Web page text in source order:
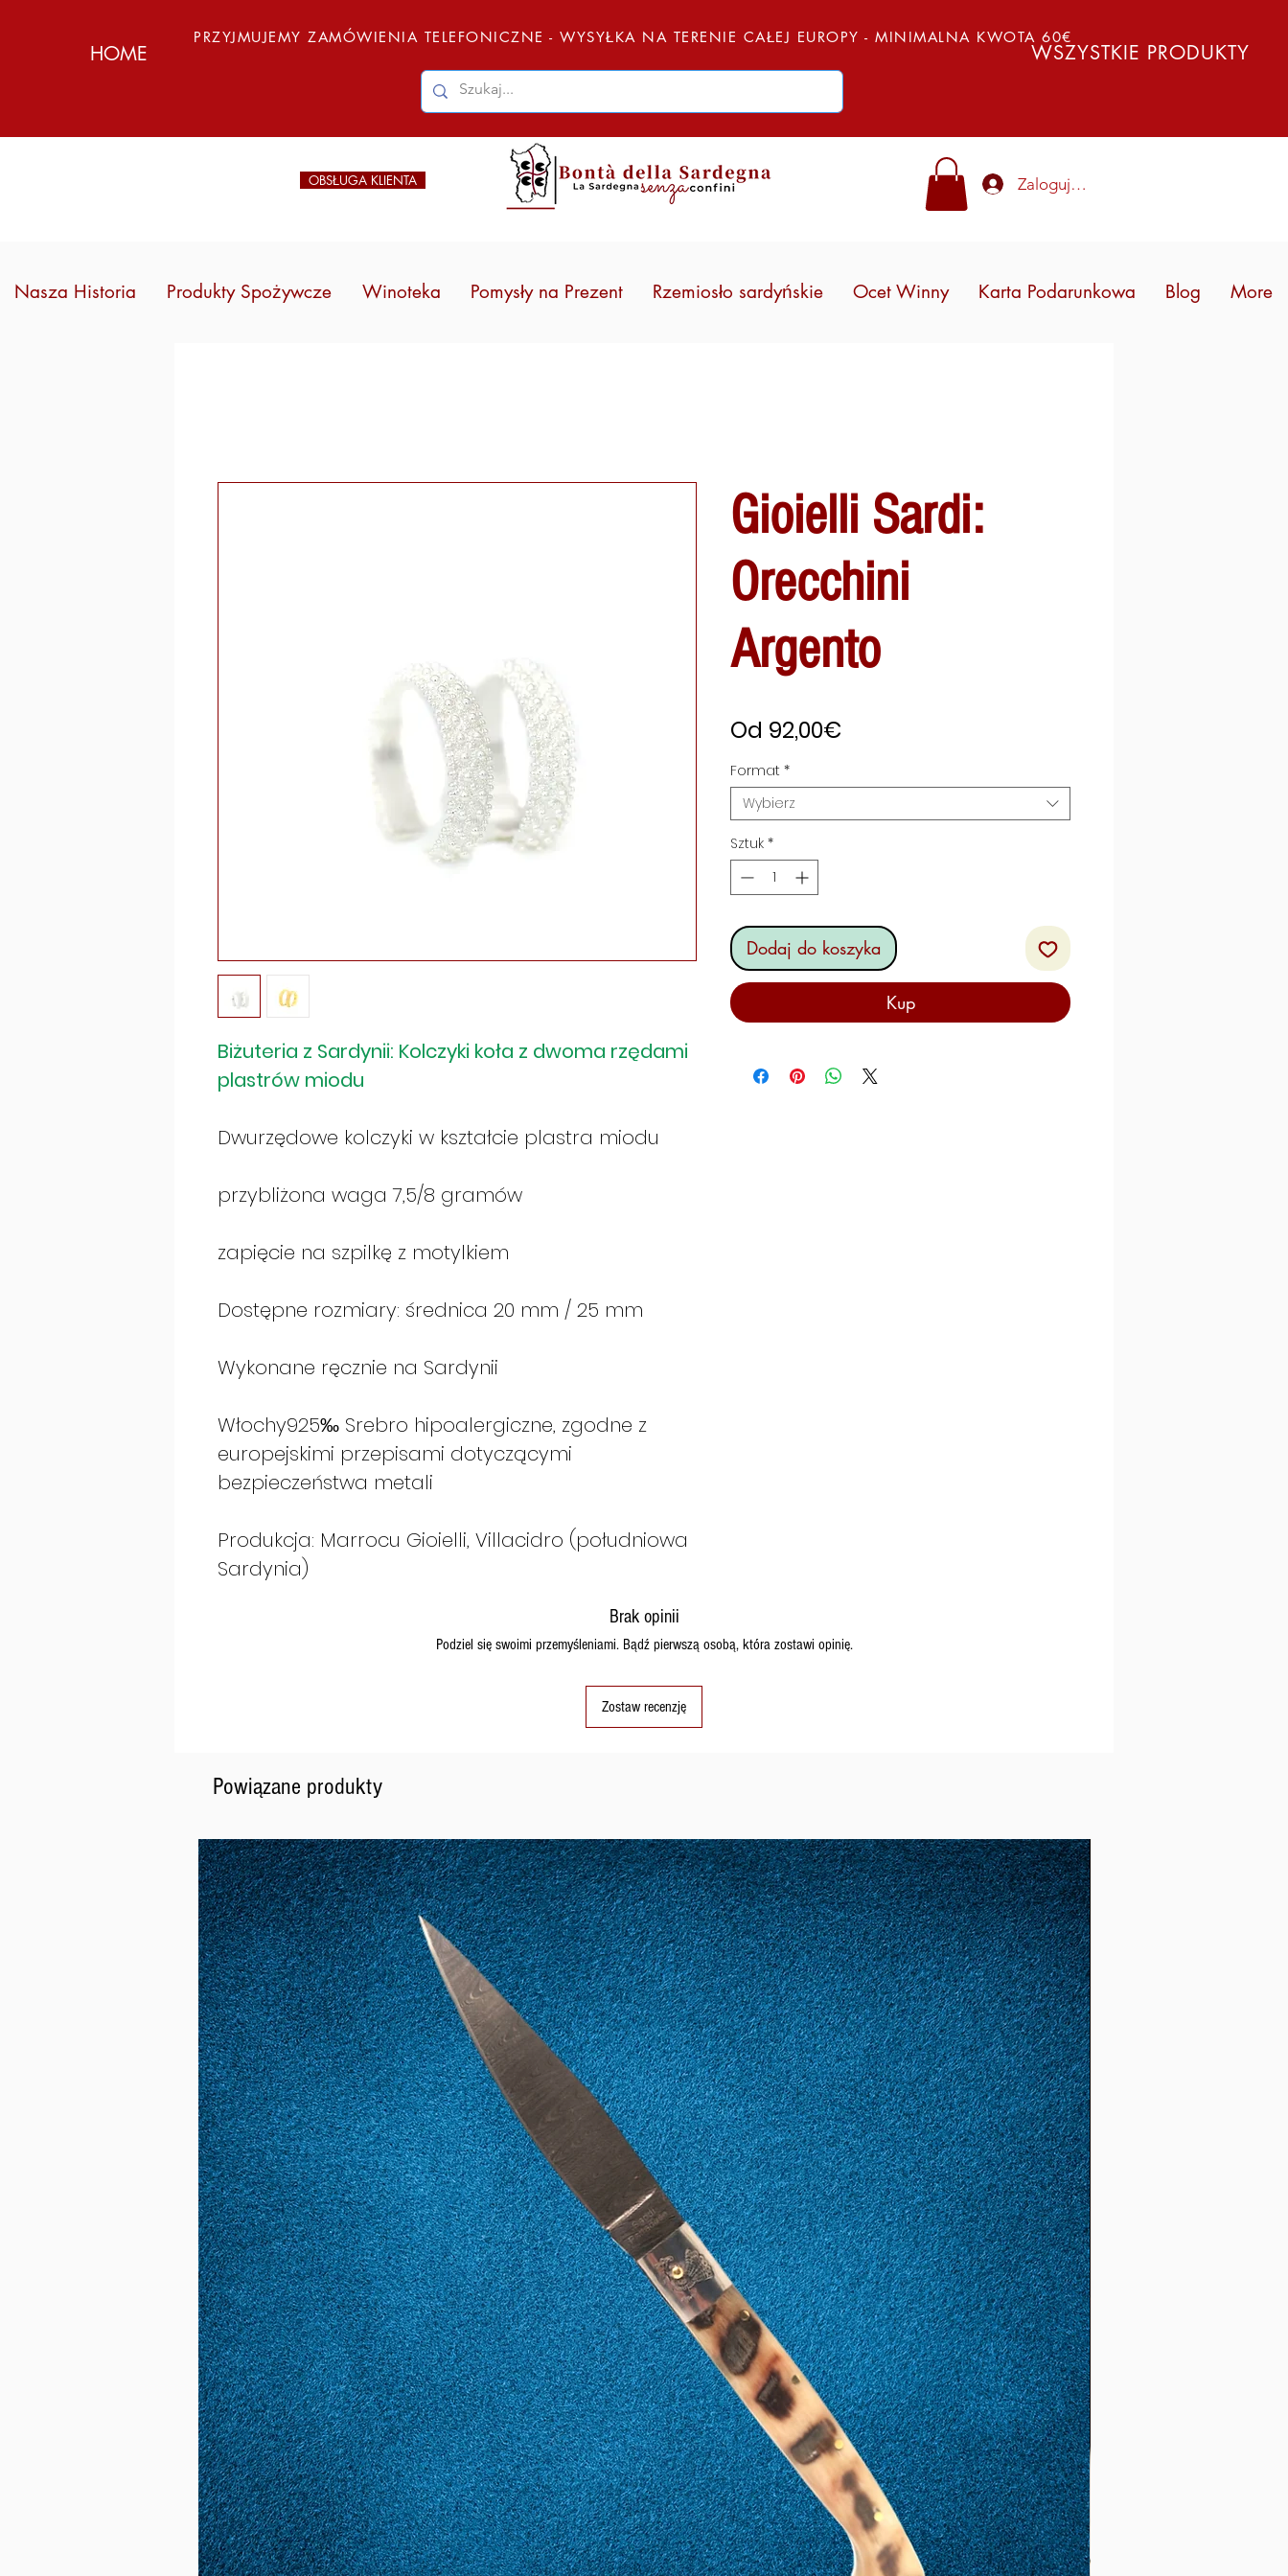
HOME
PRZYJMUJEMY ZAMÓWIENIA TELEFONICZNE - WYSYŁKA NA TERENIE CAŁEJ EUROPY - MINIMALNA KWOTA 60€
WSZYSTKIE PRODUKTY
OBSŁUGA KLIENTA Zaloguj się
Nasza Historia Produkty Spożywcze Winoteka Pomysły na Prezent Rzemiosło sardyńskie Ocet Winny Karta Podarunkowa Blog More
Biżuteria z Sardynii: Kolczyki koła z dwoma rzędami
plastrów miodu
Dwurzędowe kolczyki w kształcie plastra miodu
przybliżona waga 7,5/8 gramów
zapięcie na szpilkę z motylkiem
Dostępne rozmiary: średnica 20 mm / 25 mm
Wykonane ręcznie na Sardynii
Włochy925‰ Srebro hipoalergiczne, zgodne z
europejskimi przepisami dotyczącymi
bezpieczeństwa metali
Produkcja: Marrocu Gioielli, Villacidro (południowa
Sardynia)
Gioielli Sardi:
Orecchini
Argento
Od 92,00€
Format *
Wybierz
Sztuk *
Dodaj do koszyka
Kup
Brak opinii
Podziel się swoimi przemyśleniami. Bądź pierwszą osobą, która zostawi opinię.
Zostaw recenzję
Powiązane produkty